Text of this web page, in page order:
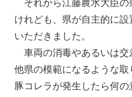
それから江藤農水大臣の
けれども、県が自主的に
いただきました。
車両の消毒やあるいは交
他県の模範になるような取
豚コレラが発生したら何